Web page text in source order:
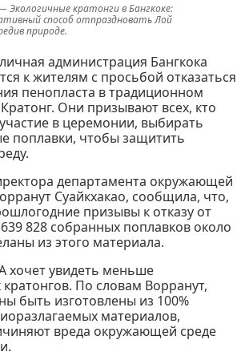
Экологичные кратонги в Бангкоке:
способ отпраздновать Лой
природе.
администрация Бангкока
к жителям с просьбой отказаться
пенопласта в традиционном
Они призывают всех, кто
в церемонии, выбирать
поплавки, чтобы защитить
департамента окружающей
Суайкхакао, сообщила, что,
призывы к отказу от
828 собранных поплавков около
из этого материала.
хочет увидеть меньше
По словам Ворранут,
быть изготовлены из 100%
материалов,
вреда окружающей среде